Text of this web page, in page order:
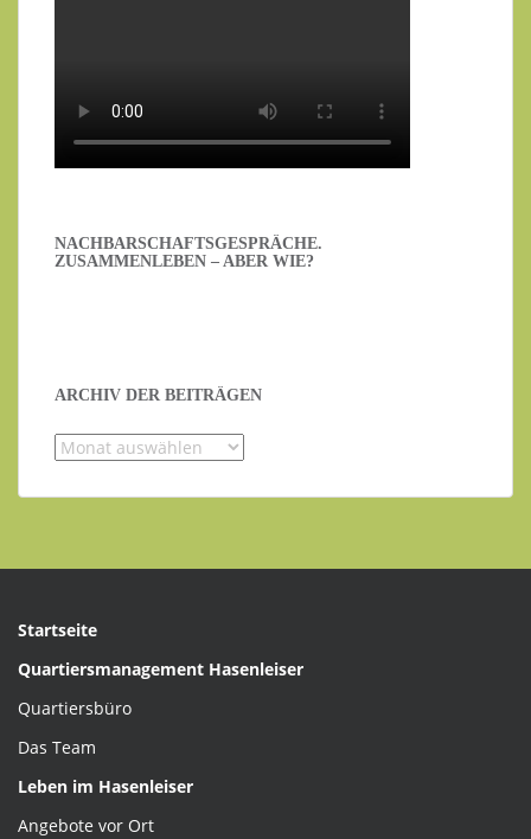
NACHBARSCHAFTSGESPRÄCHE.
ZUSAMMENLEBEN – ABER WIE?
ARCHIV DER BEITRÄGEN
Archiv
Beiträgen
Startseite
Quartiersmanagement Hasenleiser
Quartiersbüro
Das Team
Leben im Hasenleiser
Angebote vor Ort